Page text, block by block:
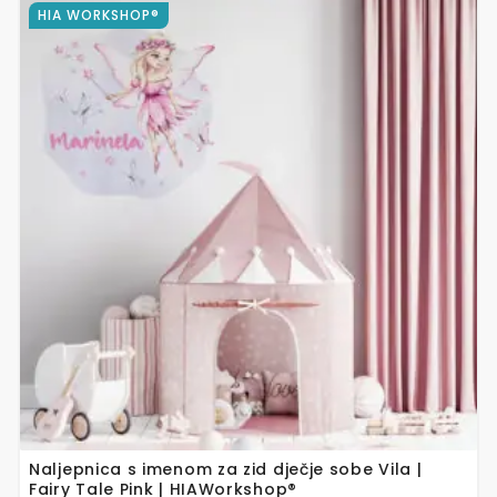
Naljepnica s imenom za zid dječje sobe Vila |
Fairy Tale Pink | HIAWorkshop®
HIA WORKSHOP®
Ovaj
proizvod
ima
varijanti.
Opcije